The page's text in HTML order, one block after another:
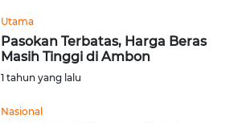
Utama
Pasokan Terbatas, Harga Beras
Masih Tinggi di Ambon
1 tahun yang lalu
Nasional